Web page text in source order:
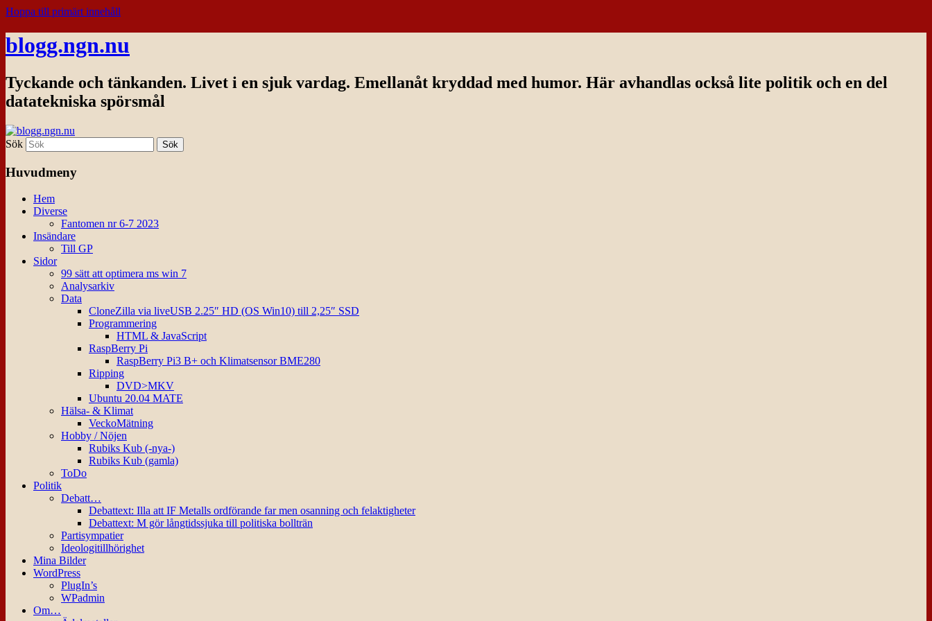
Hoppa till primärt innehåll
blogg.ngn.nu
Tyckande och tänkanden. Livet i en sjuk vardag. Emellanåt kryddad med humor. Här avhandlas också lite politik och en del
datatekniska spörsmål
Sök
Huvudmeny
Hem
Diverse
Fantomen nr 6-7 2023
Insändare
Till GP
Sidor
99 sätt att optimera ms win 7
Analysarkiv
Data
CloneZilla via liveUSB 2.25″ HD (OS Win10) till 2,25″ SSD
Programmering
HTML & JavaScript
RaspBerry Pi
RaspBerry Pi3 B+ och Klimatsensor BME280
Ripping
DVD>MKV
Ubuntu 20.04 MATE
Hälsa- & Klimat
VeckoMätning
Hobby / Nöjen
Rubiks Kub (-nya-)
Rubiks Kub (gamla)
ToDo
Politik
Debatt…
Debattext: Illa att IF Metalls ordförande far men osanning och felaktigheter
Debattext: M gör långtidssjuka till politiska bollträn
Partisympatier
Ideologitillhörighet
Mina Bilder
WordPress
PlugIn’s
WPadmin
Om…